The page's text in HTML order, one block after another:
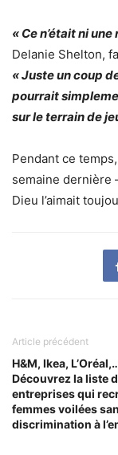
« Ce n’était ni
Delanie Shelton,
« Juste un coup
pourrait
sur le terrain de
Pendant ce
semaine dernière
Dieu l’aimait
Article précédent
H&M, Ikea,
Découvrez la liste
entreprises qui
femmes voilées
discrimination à